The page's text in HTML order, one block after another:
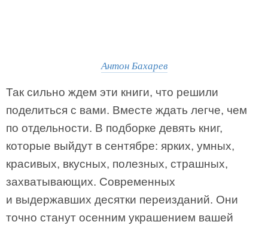
Антон Бахарев
Так сильно ждем эти книги, что решили
поделиться с вами. Вместе ждать легче, чем
по отдельности. В подборке девять книг,
которые выйдут в сентябре: ярких, умных,
красивых, вкусных, полезных, страшных,
захватывающих. Современных
и выдержавших десятки переизданий. Они
точно станут осенним украшением вашей